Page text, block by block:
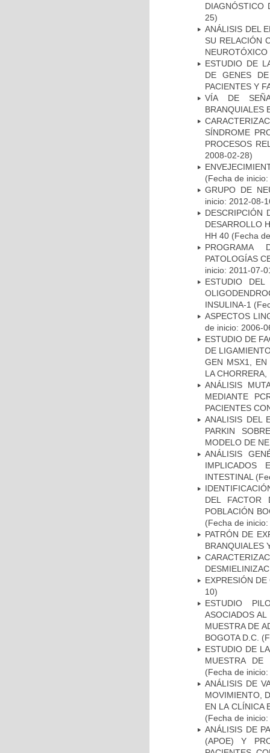
DIAGNÓSTICO
25)
ANÁLISIS DEL
SU RELACIÓN
NEUROTÓXICO
ESTUDIO DE
DE GENES
PACIENTES Y
VÍA DE
BRANQUIALES
SÍNDROME
PROCESOS
2008-02-28)
(Fecha de
GRUPO DE
inicio: 2012-08-
DESCRIPCIÓN
DESARROLLO
HH 40 (Fecha
PROGRAMA
PATOLOGÍAS
inicio: 2011-07-
ESTUDIO
INSULINA-1
ASPECTOS
de inicio: 2006-
ESTUDIO DE
DE
GEN MSX1, EN
LA
ANÁLISIS
MEDIANTE
PACIENTES
ANALISIS DEL
PARKIN
MODELO DE
ANÁLISIS
IMPLICADOS
INTESTINAL
DEL FACTOR
POBLACIÓN
(Fecha de
PATRÓN DE
BRANQUIALES
EXPRESIÓN
10)
ESTUDIO
ASOCIADOS
MUESTRA DE
BOGOTA D.C.
ESTUDIO DE
MUESTRA DE
(Fecha de
ANÁLISIS DE
MOVIMIENTO,
EN LA CLÍNICA
(Fecha de
ANÁLISIS DE
(APOE) Y